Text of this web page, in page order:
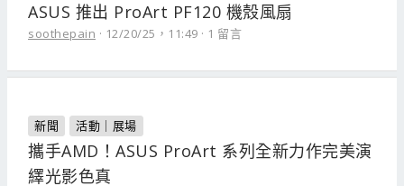
ASUS 推出 ProArt PF120 機殼風扇
soothepain 12/20/25，11:49 1 留言
新聞 活動｜展場
攜手AMD！ASUS ProArt 系列全新力作完美演
繹光影色真